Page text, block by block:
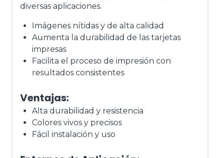
diversas aplicaciones.
Imágenes nítidas y de alta calidad
Aumenta la durabilidad de las tarjetas
impresas
Facilita el proceso de impresión con
resultados consistentes
Ventajas:
Alta durabilidad y resistencia
Colores vivos y precisos
Fácil instalación y uso